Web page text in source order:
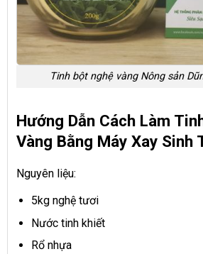
Tinh bột nghệ vàng Nông sản
Hướng Dẫn Cách Làm
Vàng Bằng Máy Xay Sinh
Nguyên liệu:
5kg nghệ tươi
Nước tinh khiết
Rổ nhựa